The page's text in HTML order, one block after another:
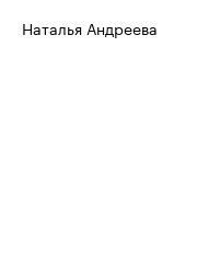
Наталья Андреева